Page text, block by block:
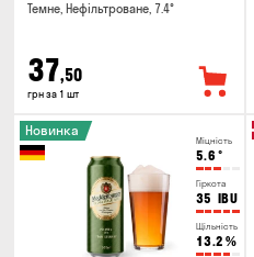
Темне, Нефільтроване, 7.4°
37,50
грн за 1 шт
Міцність
5.6 °
Гіркота
35 IBU
Щільність
13.2 %
Новинка